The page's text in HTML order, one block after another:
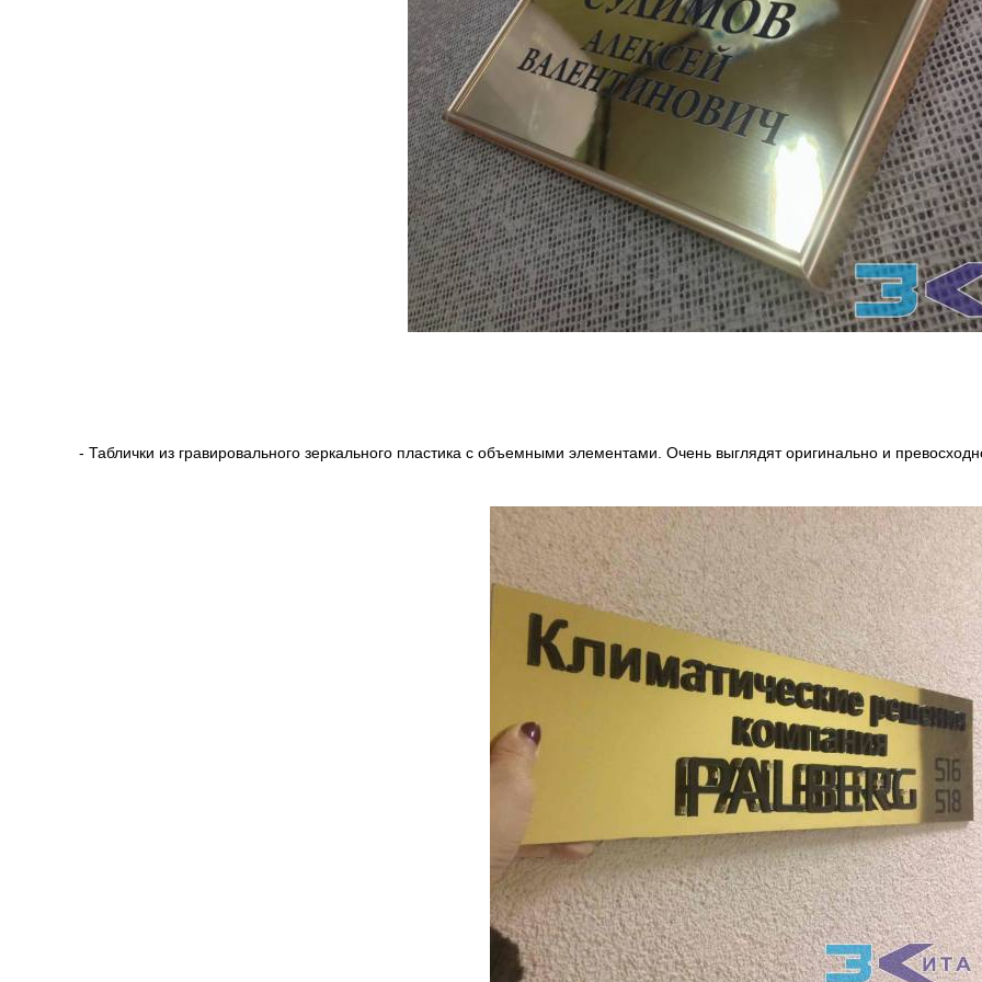
- Таблички из гравировального зеркального пластика с объемными элементами. Очень выглядят оригинально и